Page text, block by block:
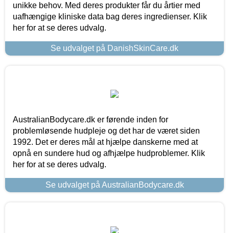
unikke behov. Med deres produkter får du årtier med
uafhængige kliniske data bag deres ingredienser. Klik
her for at se deres udvalg.
Se udvalget på DanishSkinCare.dk
AustralianBodycare.dk er førende inden for
problemløsende hudpleje og det har de været siden
1992. Det er deres mål at hjælpe danskerne med at
opnå en sundere hud og afhjælpe hudproblemer. Klik
her for at se deres udvalg.
Se udvalget på AustralianBodycare.dk